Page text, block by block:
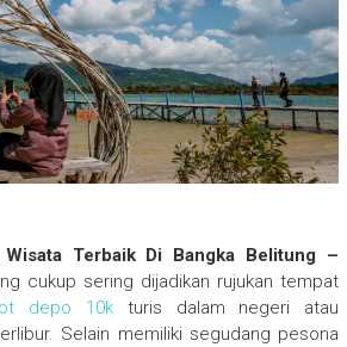
Wisata Terbaik Di Bangka Belitung –
cukup sering dijadikan rujukan tempat
depo 10kturis dalam negeri atau
Selain memiliki segudang pesona